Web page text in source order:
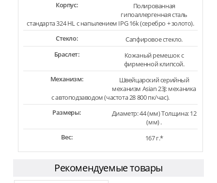
Корпус:
Полированная
гипоаллергенная сталь
стандарта 324 HL с напылением IPG 16k (серебро + золото).
Стекло:
Сапфировое стекло.
Браслет:
Кожаный ремешок с
фирменной клипсой.
Механизм:
Швейцарский серийный
механизм Asian 23J: механика
с автоподзаводом (частота 28 800 пк/час).
Размеры:
Диаметр: 44 (мм) Толщина: 12
(мм) .
Вес:
167 г.*
Рекомендуемые товары